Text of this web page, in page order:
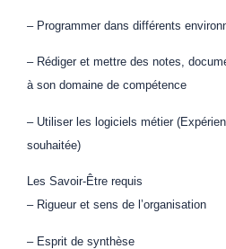
– Programmer dans différents
– Rédiger et mettre des notes,
à son domaine de compétence
– Utiliser les logiciels métier
souhaitée)
Les Savoir-Être requis
– Rigueur et sens de l’organisation
– Esprit de synthèse